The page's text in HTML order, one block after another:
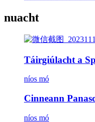
nuacht
Táirgiúlacht a
níos mó
Cinneann
níos mó